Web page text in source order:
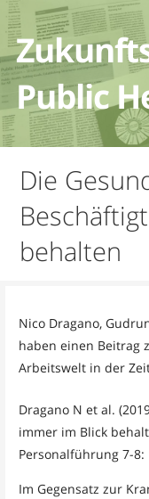
Zum
Inhalt
springen
Public
Die
behalten
Nico Dragano,
haben einen Beitrag
Arbeitswelt in der
Dragano N et al.
immer im Blick
Personalführung 7-8:
Im Gegensatz zur